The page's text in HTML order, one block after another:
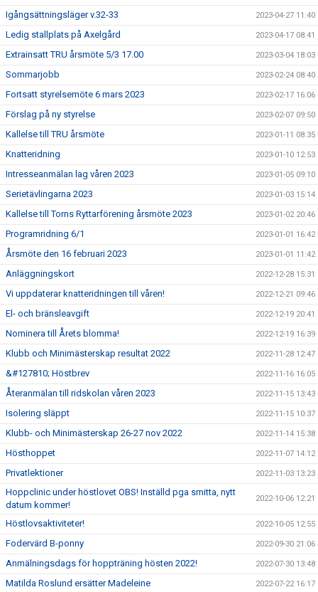
Igångsättningsläger v.32-33 2023-04-27 11:40
Ledig stallplats på Axelgård 2023-04-17 08:41
Extrainsatt TRU årsmöte 5/3 17.00 2023-03-04 18:03
Sommarjobb 2023-02-24 08:40
Fortsatt styrelsemöte 6 mars 2023 2023-02-17 16:06
Förslag på ny styrelse 2023-02-07 09:50
Kallelse till TRU årsmöte 2023-01-11 08:35
Knatteridning 2023-01-10 12:53
Intresseanmälan lag våren 2023 2023-01-05 09:10
Serietävlingarna 2023 2023-01-03 15:14
Kallelse till Torns Ryttarförening årsmöte 2023 2023-01-02 20:46
Programridning 6/1 2023-01-01 16:42
Årsmöte den 16 februari 2023 2023-01-01 11:42
Anläggningskort 2022-12-28 15:31
Vi uppdaterar knatteridningen till våren! 2022-12-21 09:46
El- och bränsleavgift 2022-12-19 20:41
Nominera till Årets blomma! 2022-12-19 16:39
Klubb och Minimästerskap resultat 2022 2022-11-28 12:47
&#127810; Höstbrev 2022-11-16 16:05
Återanmälan till ridskolan våren 2023 2022-11-15 13:43
Isolering släppt 2022-11-15 10:37
Klubb- och Minimästerskap 26-27 nov 2022 2022-11-14 15:38
Hösthoppet 2022-11-07 14:12
Privatlektioner 2022-11-03 13:23
Hoppclinic under höstlovet OBS! Inställd pga smitta, nytt
datum kommer!
2022-10-06 12:21
Höstlovsaktiviteter! 2022-10-05 12:55
Fodervärd B-ponny 2022-09-30 21:06
Anmälningsdags för hoppträning hösten 2022! 2022-07-30 13:48
Matilda Roslund ersätter Madeleine 2022-07-22 16:17